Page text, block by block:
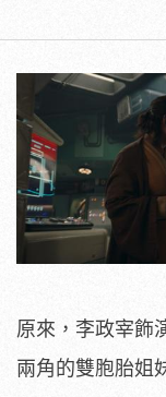
原來，李政宰飾
兩角的雙胞胎姐